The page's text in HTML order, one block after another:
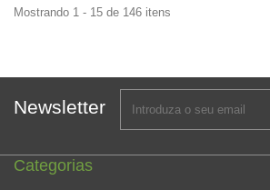
Mostrando 1 - 15 de 146 itens
Newsletter
Categorias